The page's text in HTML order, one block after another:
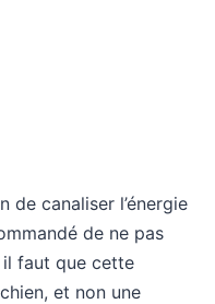
de canaliser l’énergie
de ne pas
faut que cette
et non une